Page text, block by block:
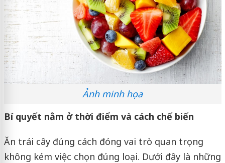
Ảnh minh họa
Bí quyết nằm ở thời điểm và cách chế biến
Ăn trái cây đúng cách đóng vai trò quan trọng
không kém việc chọn đúng loại. Dưới đây là những